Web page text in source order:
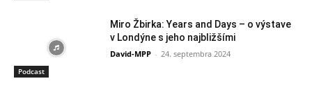
Podcast
Miro Žbirka: Years and Days – o výstave
v Londýne s jeho najbližšími
David-MPP - 24. septembra 2024